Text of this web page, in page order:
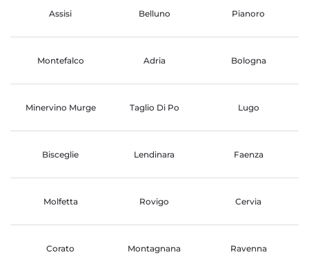
Assisi Belluno Pianoro
Montefalco Adria Bologna
Minervino Murge Taglio Di Po Lugo
Bisceglie Lendinara Faenza
Molfetta Rovigo Cervia
Corato Montagnana Ravenna